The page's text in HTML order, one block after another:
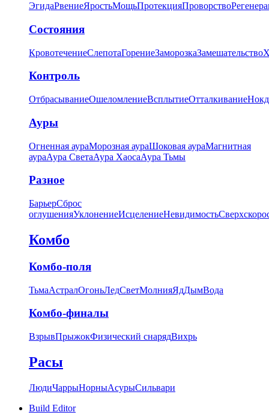
ЭгидаРвениеЯростьМощьПротекцияПроворство
Состояния
КровотечениеСлепотаГорениеЗаморозкаЗамешательство
Контроль
ОтбрасываниеОшеломлениеВсплытиеОтталкивание
Ауры
Огненная аураМорозная аураШоковая аураМагнитная
аураАура СветаАура ХаосаАура Тьмы
Разное
БарьерСброс
оглушенияУклонениеИсцелениеНевидимость
Комбо
Комбо-поля
ТьмаАстралОгоньЛедСветМолнияЯдДымВода
Комбо-финалы
ВзрывПрыжокФизический снарядВихрь
Расы
ЛюдиЧаррыНорныАсурыСильвари
Build Editor